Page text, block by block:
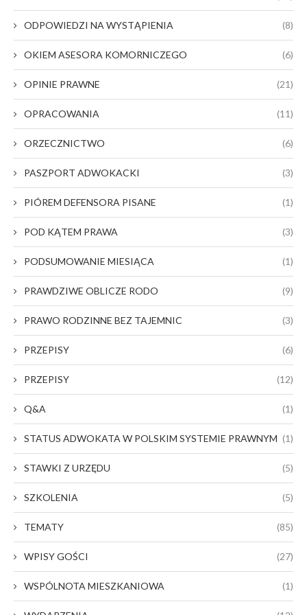
ODPOWIEDZI NA WYSTĄPIENIA (8)
OKIEM ASESORA KOMORNICZEGO (6)
OPINIE PRAWNE (21)
OPRACOWANIA (11)
ORZECZNICTWO (6)
PASZPORT ADWOKACKI (3)
PIÓREM DEFENSORA PISANE (1)
POD KĄTEM PRAWA (3)
PODSUMOWANIE MIESIĄCA (1)
PRAWDZIWE OBLICZE RODO (9)
PRAWO RODZINNE BEZ TAJEMNIC (3)
PRZEPISY (6)
PRZEPISY (12)
Q&A (1)
STATUS ADWOKATA W POLSKIM SYSTEMIE PRAWNYM (1)
STAWKI Z URZĘDU (5)
SZKOLENIA (5)
TEMATY (85)
WPISY GOŚCI (27)
WSPÓLNOTA MIESZKANIOWA (1)